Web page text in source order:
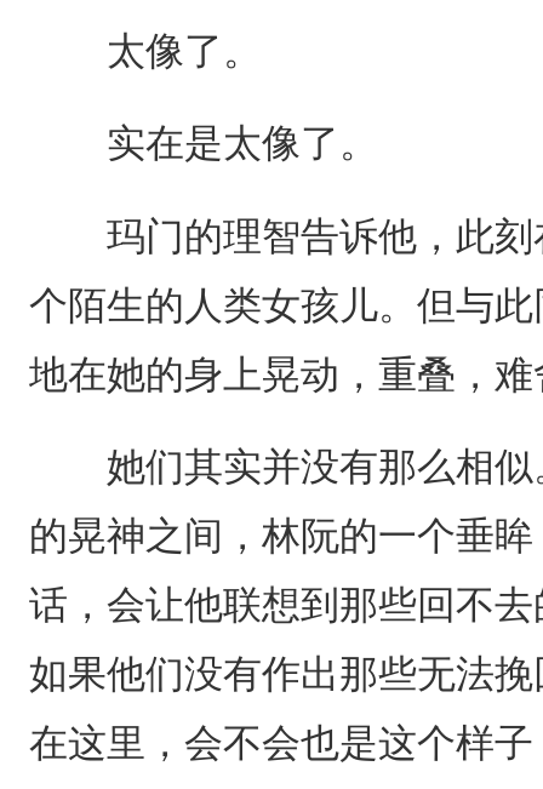
太像了。
实在是太像了。
玛门的理智告诉他，此刻
个陌生的人类女孩儿。但与
地在她的身上晃动，重叠，
她们其实并没有那么相似
的晃神之间，林阮的一个垂
话，会让他联想到那些回不
如果他们没有作出那些无法
在这里，会不会也是这个样子